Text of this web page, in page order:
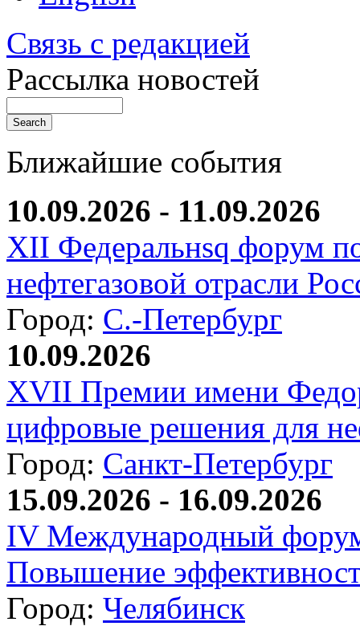
Связь с редакцией
Рассылка новостей
Ближайшие события
10.09.2026 - 11.09.2026
XII Федеральнsq форум
нефтегазовой отрасли
Город: С.-Петербург
10.09.2026
XVII Премии имени
цифровые решения для
Город: Санкт-Петербург
15.09.2026 - 16.09.2026
IV Международный
Повышение
Город: Челябинск